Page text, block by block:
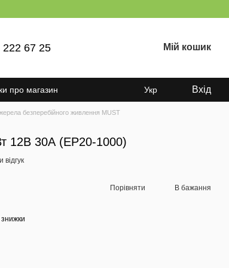
222 67 25 Мій кошик
про магазин Укр Вхід
безперебійного живлення MUST
12В 30А (EP20-1000)
відгук
Порівняти В бажання